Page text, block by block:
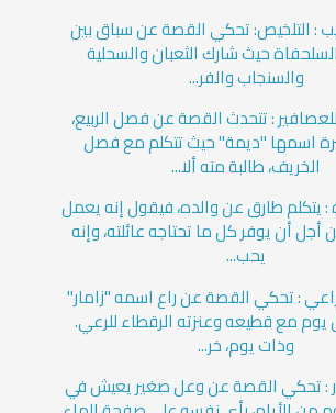
: التلخيص: تحكي القصة عن سباق بين
حيث شارك الثعبان والسحلية
والسنجاب والفر...
: تتحدث القصة عن فصل الربيع،
اسمها "ديمة" حيث تتكلم مع فصل
الخريف، طالبة منه ألا...
يتكلم طارق عن والده، فيقول إنه يعمل
أن يوفر كل ما تحتاجه عائلته، وإنه
يحب...
: تحكي القصة عن راع اسمه "زامار"
مع قطيعه وعنزته الرقطاء للرعي.
وذات يوم، خر...
: تحكي القصة عن وعل صغير يعيش في